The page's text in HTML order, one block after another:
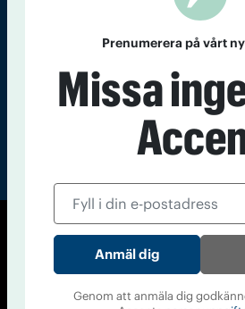
Accent
© Tidningen Accent
Cookiepolicy
Prenumerera på vårt
Missa
Genom att anmäla dig